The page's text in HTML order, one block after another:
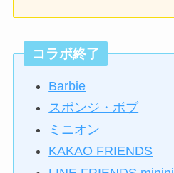
コラボ終了
Barbie
スポンジ・ボブ
ミニオン
KAKAO FRIENDS